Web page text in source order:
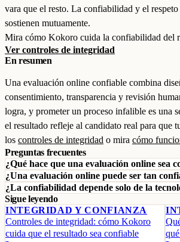
vara que el resto. La confiabilidad y el
sostienen mutuamente.
Mira cómo Kokoro cuida la confiabilidad del
Ver controles de integridad
En resumen
Una evaluación online confiable combina
consentimiento, transparencia y revisión
logra, y prometer un proceso infalible es una
el resultado refleje al candidato real para que
los controles de integridad o mira cómo
Preguntas frecuentes
¿Qué hace que una evaluación online sea
¿Una evaluación online puede ser tan
¿La confiabilidad depende solo de la
Sigue leyendo
INTEGRIDAD Y CONFIANZA
Controles de integridad: cómo Kokoro
cuida que el resultado sea confiable